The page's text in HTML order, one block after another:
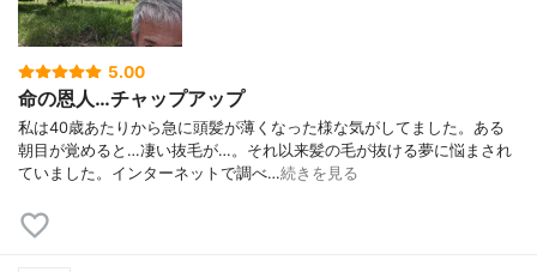
5.00
命の恩人…チャップアップ
私は40歳あたりから急に頭髪が薄くなった様な気がしてました。ある
朝目が覚めると…凄い抜毛が…。それ以来髪の毛が抜ける夢に悩まされ
ていました。インターネットで調べ…続きを見る